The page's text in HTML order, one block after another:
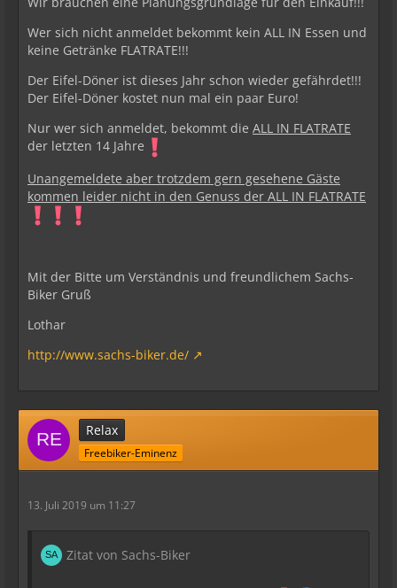
Wer sich nicht anmeldet bekommt kein ALL IN Essen und
keine Getränke FLATRATE!!!
Der Eifel-Döner ist dieses Jahr schon wieder gefährdet!!!
Der Eifel-Döner kostet nun mal ein paar Euro!
Nur wer sich anmeldet, bekommt die ALL IN FLATRATE
der letzten 14 Jahre
Unangemeldete aber trotzdem gern gesehene Gäste
kommen leider nicht in den Genuss der ALL IN FLATRATE
Mit der Bitte um Verständnis und freundlichem Sachs-
Biker Gruß
Lothar
http://www.sachs-biker.de/
Relax
Freebiker-Eminenz
13. Juli 2019 um 11:27
Zitat von Sachs-Biker